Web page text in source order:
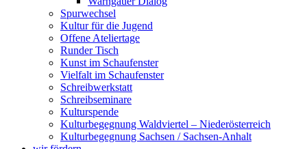
Spurwechsel
Kultur für die Jugend
Offene Ateliertage
Runder Tisch
Kunst im Schaufenster
Vielfalt im Schaufenster
Schreibwerkstatt
Schreibseminare
Kulturspende
Kulturbegegnung Waldviertel – Niederösterreich
Kulturbegegnung Sachsen / Sachsen-Anhalt